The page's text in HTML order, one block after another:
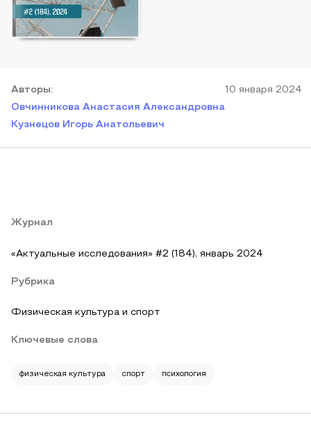
Авторы:
Овчинникова Анастасия Александровна
Кузнецов Игорь Анатольевич
10 января 2024
Журнал
«Актуальные исследования» #2 (184), январь 2024
Рубрика
Физическая культура и спорт
Ключевые слова
физическая культура спорт психология